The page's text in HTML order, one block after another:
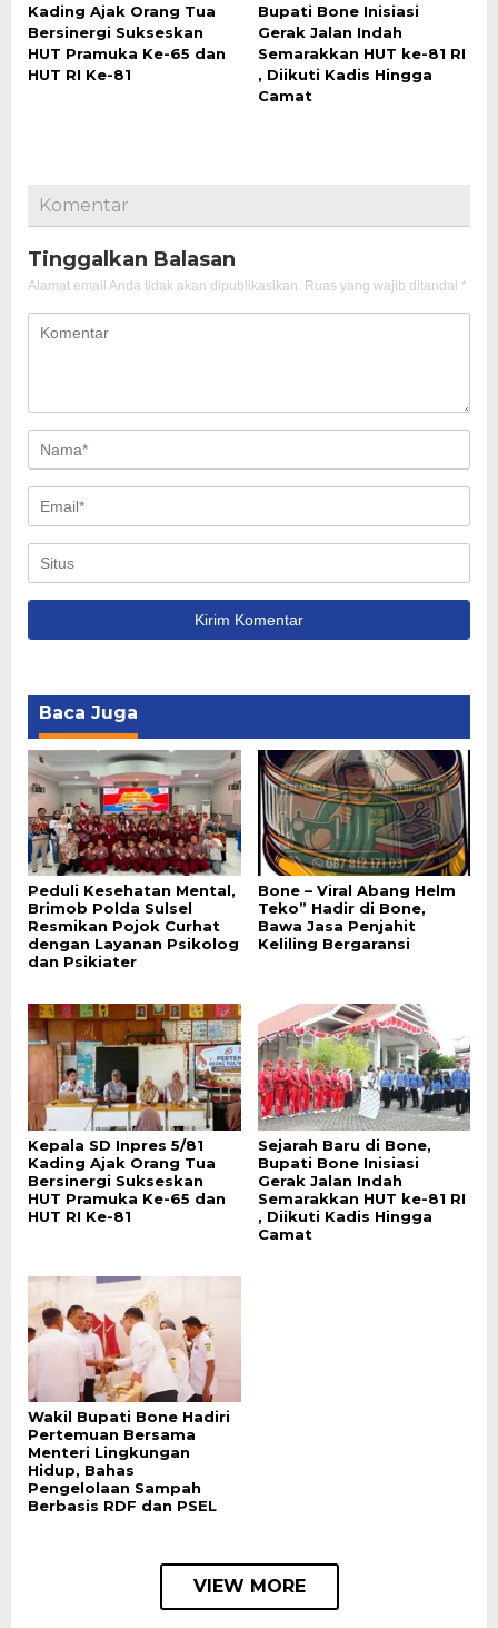
Kading Ajak Orang Tua
Bersinergi Sukseskan
HUT Pramuka Ke-65 dan
HUT RI Ke-81
Bupati Bone Inisiasi
Gerak Jalan Indah
Semarakkan HUT ke-81 RI
, Diikuti Kadis Hingga
Camat
Komentar
Tinggalkan Balasan
Alamat email Anda tidak akan dipublikasikan. Ruas yang wajib ditandai *
Baca Juga
Peduli Kesehatan Mental,
Brimob Polda Sulsel
Resmikan Pojok Curhat
dengan Layanan Psikolog
dan Psikiater
Bone – Viral Abang Helm
Teko” Hadir di Bone,
Bawa Jasa Penjahit
Keliling Bergaransi
Kepala SD Inpres 5/81
Kading Ajak Orang Tua
Bersinergi Sukseskan
HUT Pramuka Ke-65 dan
HUT RI Ke-81
Sejarah Baru di Bone,
Bupati Bone Inisiasi
Gerak Jalan Indah
Semarakkan HUT ke-81 RI
, Diikuti Kadis Hingga
Camat
Wakil Bupati Bone Hadiri
Pertemuan Bersama
Menteri Lingkungan
Hidup, Bahas
Pengelolaan Sampah
Berbasis RDF dan PSEL
VIEW MORE